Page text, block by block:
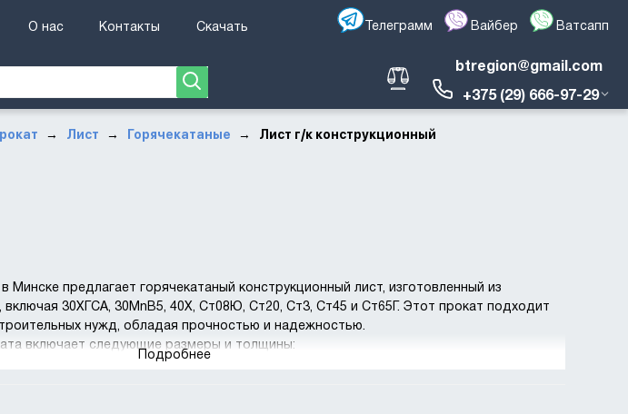
О нас Контакты Скачать Телеграмм Вайбер Ватсапп
btregion@gmail.com
+375 (29) 666-97-29
→ Лист → Горячекатаные → Лист г/к конструкционный
Минске предлагает горячекатаный конструкционный лист, изготовленный из
включая 30ХГСА, 30MnB5, 40Х, Ст08Ю, Ст20, Ст3, Ст45 и Ст65Г. Этот прокат подходит
нужд, обладая прочностью и надежностью.
включает следующие размеры и толщины:
40 мм,
Подробнее